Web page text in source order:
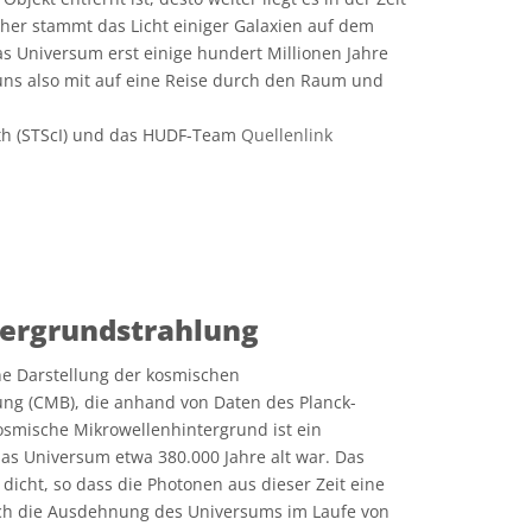
stammt das Licht einiger Galaxien auf dem
Universum erst einige hundert Millionen Jahre
also mit auf eine Reise durch den Raum und
(STScI) und das HUDF-Team Quellenlink
Darstellung der kosmischen
(CMB), die anhand von Daten des Planck-
Mikrowellenhintergrund ist ein
Universum etwa 380.000 Jahre alt war. Das
so dass die Photonen aus dieser Zeit eine
die Ausdehnung des Universums im Laufe von